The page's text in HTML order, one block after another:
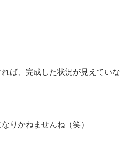
ば、完成した状況が見えていな
りかねませんね（笑）